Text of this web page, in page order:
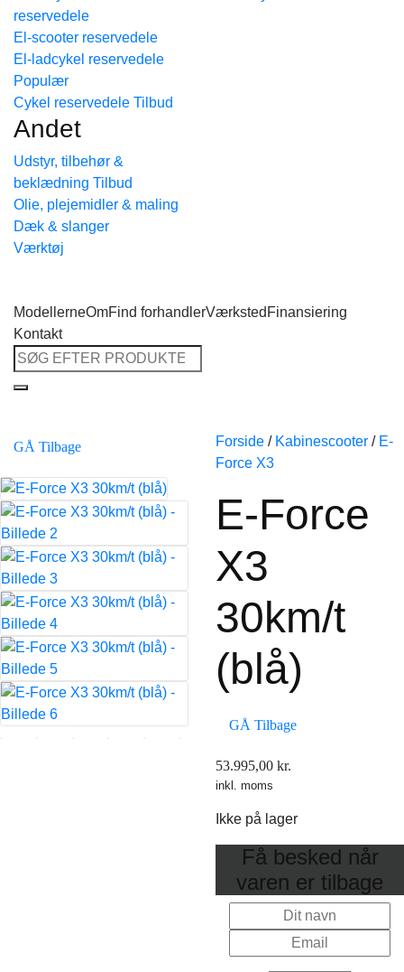
reservedele
El-scooter reservedele
El-ladcykel reservedele
Cykel reservedele
Andet
Udstyr, tilbehør &
beklædning
Olie, plejemidler & maling
Dæk & slanger
Værktøj
ModellerneOmFind forhandlerVærksted Finansiering
Kontakt
Søg
efter:
GÅ Tilbage Forside / Kabinescooter / E-
Force X3
E-Force
X3
30km/t
(blå)
GÅ Tilbage
53.995,00 kr.
inkl. moms
Ikke på lager
Få besked når
varen er tilbage